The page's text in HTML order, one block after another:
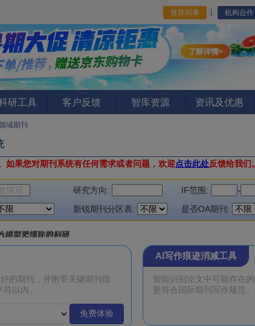
推荐同事 机构合作
研工具 客户反馈 智库资源 资讯及优惠
域期刊
如果您对期刊系统有任何需求或者问题，欢迎点击此处反馈给我们。
研究方向: IF范围: -
新锐期刊分区表: 是否OA期刊:
免费体验
AI写作痕迹消减工具